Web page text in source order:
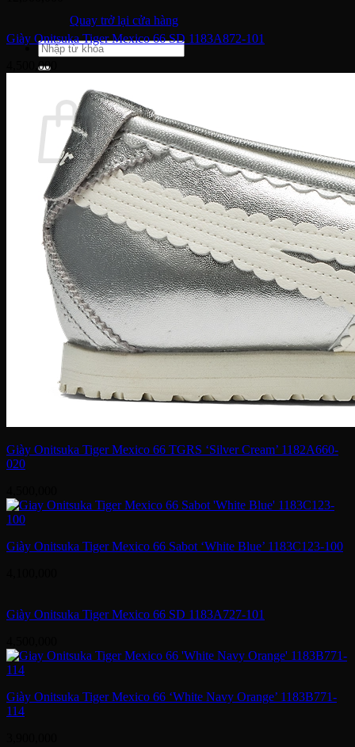
Quay trở lại cửa hàng
Tìm
kiếm:
Giỏ hàng
Chưa có sản phẩm trong giỏ hàng.
Quay trở lại cửa hàng
Giày Onitsuka Tiger Mexico 66 SD 1183A872-101
4,500,000
Giày Onitsuka Tiger Mexico 66 TGRS ‘Silver Cream’ 1182A660-
020
Giày Onitsuka Tiger Mexico 66 Sabot ‘White Blue’ 1183C123-100
Giày Onitsuka Tiger Mexico 66 SD 1183A727-101
Giày Onitsuka Tiger Mexico 66 ‘White Navy Orange’ 1183B771-
114